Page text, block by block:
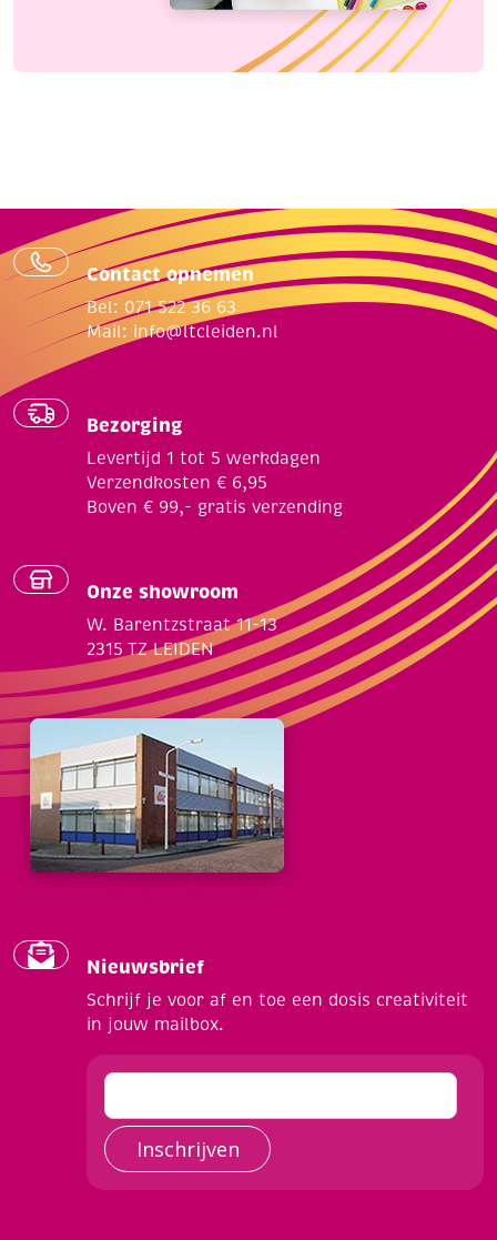
Contact opnemen
Bel: 071 522 36 63
Mail: info@ltcleiden.nl
Bezorging
Levertijd 1 tot 5 werkdagen
Verzendkosten € 6,95
Boven € 99,- gratis verzending
Onze showroom
W. Barentzstraat 11-13
2315 TZ LEIDEN
Nieuwsbrief
Schrijf je voor af en toe een dosis creativiteit
in jouw mailbox.
Inschrijven